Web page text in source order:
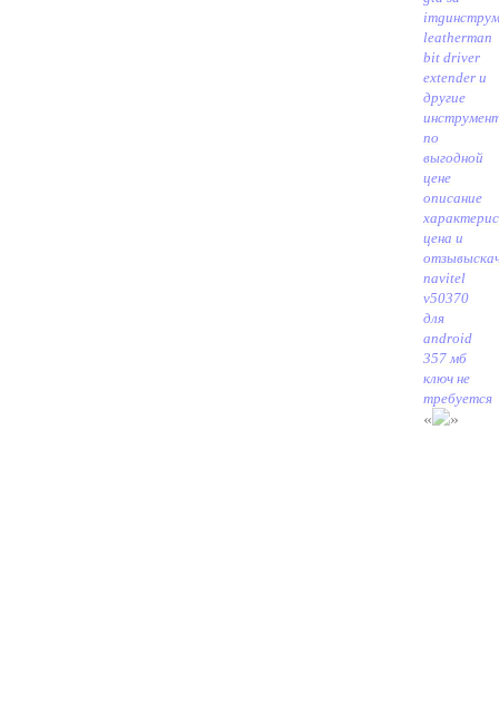
img
leatherman
bit driver
extender и
другие
по
выгодной
цене
описание
цена и
отзывы
navitel
v50370
для
android
357 мб
ключ не
требуется